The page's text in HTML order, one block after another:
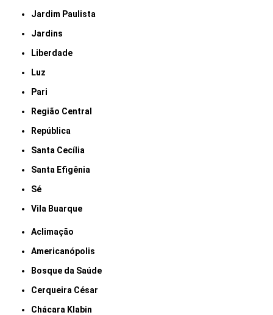
Jardim Paulista
Jardins
Liberdade
Luz
Pari
Região Central
República
Santa Cecília
Santa Efigênia
Sé
Vila Buarque
Aclimação
Americanópolis
Bosque da Saúde
Cerqueira César
Chácara Klabin